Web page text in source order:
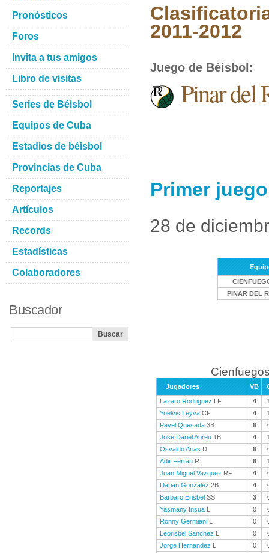
2011-2012
Juego de Béisbol :
Pinar del
Primer
28 de
PINAR DEL
Jugadores VB
Lazaro Rodriguez LF 4
Yoelvis Leyva CF 4
Pavel Quesada 3B 6
Jose Dariel Abreu 1B 4
Osvaldo Arias D 6
Adir Ferran R 6
Juan Miguel Vazquez RF 4
Darian Gonzalez 2B 4
Barbaro Erisbel SS 3
Yasmany Insua L 0
Ronny Germiani L 0
Leorisbel Sanchez L 0
Jorge Hernandez L 0
Pronósticos
Foros
Invita a tus amigos
Libro de visitas
Series de Béisbol
Equipos de Cuba
Estadios de béisbol
Provincias de Cuba
Reportajes
Artículos
Records
Estadísticas
Colaboradores
Buscador